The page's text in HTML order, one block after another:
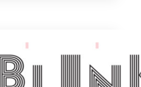
la revue du film
n.13